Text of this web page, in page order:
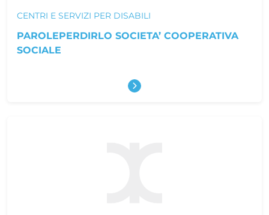
CENTRI E SERVIZI PER DISABILI
PAROLEPERDIRLO SOCIETA’ COOPERATIVA
SOCIALE
Scopri di più